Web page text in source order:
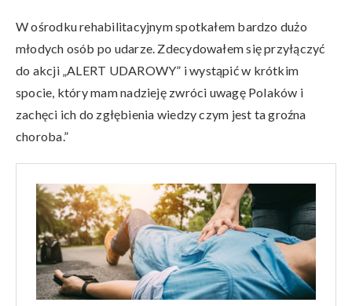
W ośrodku rehabilitacyjnym spotkałem bardzo dużo
młodych osób po udarze. Zdecydowałem się przyłączyć
do akcji „ALERT UDAROWY” i wystąpić w krótkim
spocie, który mam nadzieję zwróci uwagę Polaków i
zachęci ich do zgłębienia wiedzy czym jest ta groźna
choroba.”